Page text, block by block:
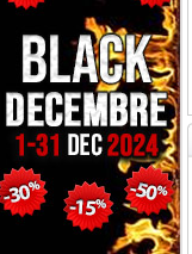
Switch 24-port ...
3 500,00 DhHT
4 200,00 Dh TTC